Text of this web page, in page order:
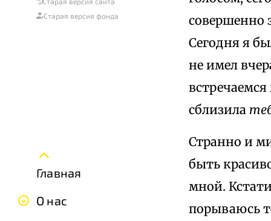
Старая версия фонда
Главная
О нас
совершенно
Сегодня я
не имел
сблизила
Странно и
быть
мной.
порываюсь